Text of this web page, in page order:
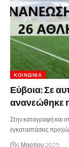
ΚΟΙΝΩΝΊΑ
Εύβοια: Σε
ανανεώθηκε
Στην καταγραφή και
εγκαταστάσεις
4 Μαρτίου 2025